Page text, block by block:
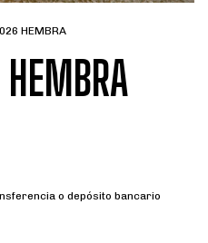
HEMBRA
o depósito bancario